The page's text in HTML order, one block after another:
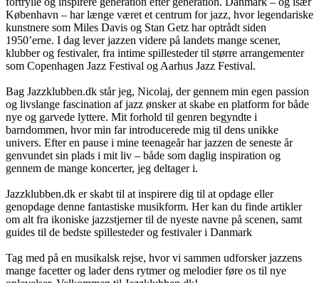
København – har længe været et centrum for jazz, hvor legendariske
kunstnere som Miles Davis og Stan Getz har optrådt siden
1950’erne. I dag lever jazzen videre på landets mange scener,
klubber og festivaler, fra intime spillesteder til større arrangementer
som Copenhagen Jazz Festival og Aarhus Jazz Festival.
Bag Jazzklubben.dk står jeg, Nicolaj, der gennem min egen passion
og livslange fascination af jazz ønsker at skabe en platform for både
nye og garvede lyttere. Mit forhold til genren begyndte i
barndommen, hvor min far introducerede mig til dens unikke
univers. Efter en pause i mine teenageår har jazzen de seneste år
genvundet sin plads i mit liv – både som daglig inspiration og
gennem de mange koncerter, jeg deltager i.
Jazzklubben.dk er skabt til at inspirere dig til at opdage eller
genopdage denne fantastiske musikform. Her kan du finde artikler
om alt fra ikoniske jazzstjerner til de nyeste navne på scenen, samt
guides til de bedste spillesteder og festivaler i Danmark
Tag med på en musikalsk rejse, hvor vi sammen udforsker jazzens
mange facetter og lader dens rytmer og melodier føre os til nye